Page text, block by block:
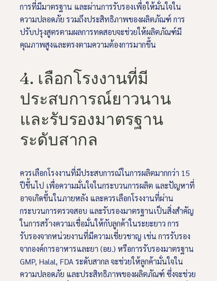
การที่มีมาตรฐาน และผ่านการรับรองเพื่อให้มั่นใจใน
ความปลอดภัย รวมถึงประสิทธิภาพของผลิตภัณฑ์ การ
ปรับปรุงสูตรตามผลการทดสอบจะช่วยให้ผลิตภัณฑ์มี
คุณภาพสูงและตรงตามความต้องการมากขึ้น
4. เลือกโรงงานที่มี
ประสบการณ์ยาวนาน
และรับรองมาตรฐาน
ระดับสากล
ควรเลือกโรงงานที่มีประสบการณ์ในการผลิตมากกว่า 15
ปีขึ้นไป เพื่อความมั่นใจในกระบวนการผลิต และปัญหาที่
อาจเกิดขึ้นในภายหลัง และควรเลือกโรงงานที่ผ่าน
กระบวนการตรวจสอบ และรับรองมาตรฐานเป็นสิ่งสำคัญ
ในการสร้างความเชื่อมั่นให้กับลูกค้าในระยะยาว การ
รับรองจากหน่วยงานที่มีความเชี่ยวชาญ เช่น การรับรอง
จากองค์การอาหารและยา (อย.) หรือการรับรองมาตรฐาน
GMP, Halal, FDA ระดับสากล จะช่วยให้ลูกค้ามั่นใจใน
ความปลอดภัย และประสิทธิภาพของผลิตภัณฑ์ ซึ่งจะช่วย